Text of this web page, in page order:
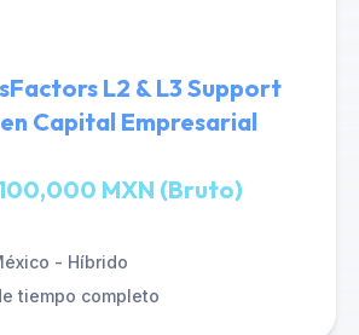
L2 & L3 Support
Capital Empresarial
MXN (Bruto)
- Híbrido
tiempo completo